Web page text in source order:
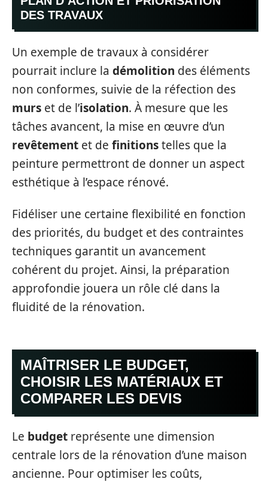
DES TRAVAUX
Un exemple de travaux à considérer
pourrait inclure la démolition des éléments
non conformes, suivie de la réfection des
murs et de l’isolation. À mesure que les
tâches avancent, la mise en œuvre d’un
revêtement et de finitionstelles que la
peinture permettront de donner un aspect
esthétique à l’espace rénové.
Fidéliser une certaine flexibilité en fonction
des priorités, du budget et des contraintes
techniques garantit un avancement
cohérent du projet. Ainsi, la préparation
approfondie jouera un rôle clé dans la
fluidité de la rénovation.
MAÎTRISER LE BUDGET,
CHOISIR LES MATÉRIAUX ET
COMPARER LES DEVIS
Le budget représente une dimension
centrale lors de la rénovation d’une maison
ancienne. Pour optimiser les coûts,